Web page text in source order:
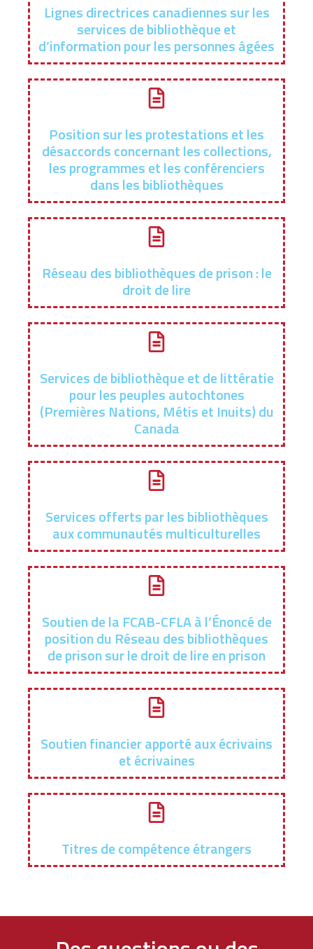
Lignes directrices canadiennes sur les
services de bibliothèque et
d’information pour les personnes âgées
Position sur les protestations et les
désaccords concernant les collections,
les programmes et les conférenciers
dans les bibliothèques
Réseau des bibliothèques de prison : le
droit de lire
Services de bibliothèque et de littératie
pour les peuples autochtones
(Premières Nations, Métis et Inuits) du
Canada
Services offerts par les bibliothèques
aux communautés multiculturelles
Soutien de la FCAB-CFLA à l’Énoncé de
position du Réseau des bibliothèques
de prison sur le droit de lire en prison
Soutien financier apporté aux écrivains
et écrivaines
Titres de compétence étrangers